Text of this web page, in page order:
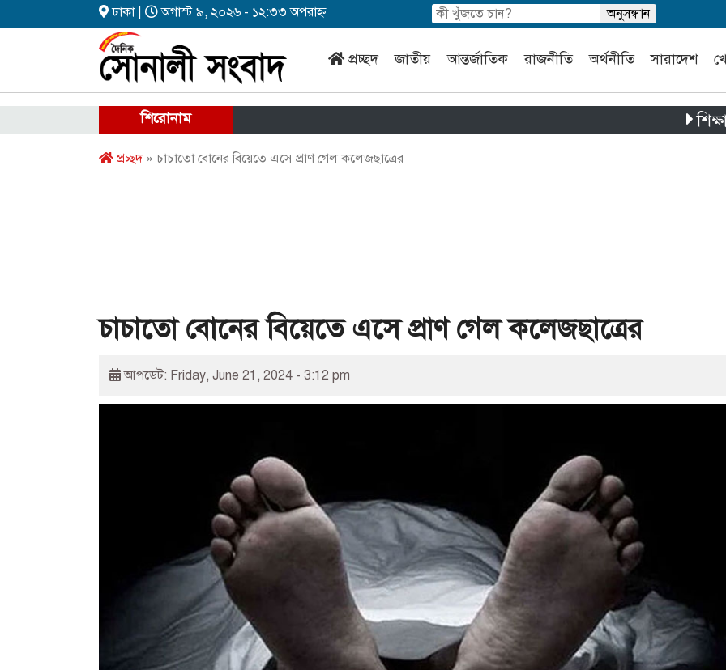
ঢাকা | অগাস্ট ৯, ২০২৬ - ১২:৩৩ অপরাহ্ন
প্রচ্ছদ জাতীয় আন্তর্জাতিক রাজনীতি অর্থনীতি সারাদেশ
শিরোনাম শিক্ষার্থী
প্রচ্ছদ» চাচাতো বোনের বিয়েতে এসে প্রাণ গেল কলেজছাত্রের
চাচাতো বোনের বিয়েতে এসে প্রাণ গেল কলেজছাত্রের
আপডেট: Friday, June 21, 2024 - 3:12 pm